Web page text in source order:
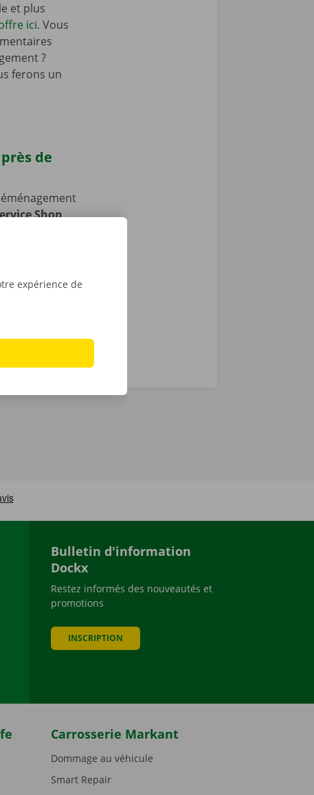
et plus
ici. Vous
?
ferons un
de
Shop
: vous
Bulletin d'information
Dockx
Restez informés des nouveautés et
promotions
INSCRIPTION
Carrosserie Markant
Dommage au véhicule
Smart Repair
expérience de